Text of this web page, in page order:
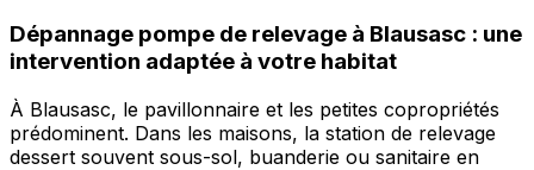
Dépannage pompe de relevage à Blausasc : une
intervention adaptée à votre habitat
À Blausasc, le pavillonnaire et les petites copropriétés
prédominent. Dans les maisons, la station de relevage
dessert souvent sous-sol, buanderie ou sanitaire en